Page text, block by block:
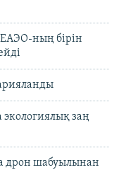
ның бірін
экологиялық заң
дрон шабуылынан